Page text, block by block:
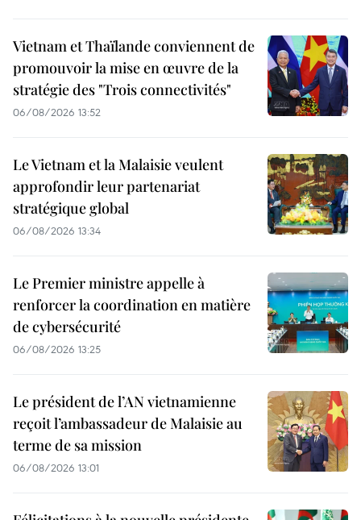
Vietnam et Thaïlande conviennent de
promouvoir la mise en œuvre de la
stratégie des "Trois connectivités"
06/08/2026 13:52
Le Vietnam et la Malaisie veulent
approfondir leur partenariat
stratégique global
06/08/2026 13:34
Le Premier ministre appelle à
renforcer la coordination en matière
de cybersécurité
06/08/2026 13:25
Le président de l’AN vietnamienne
reçoit l’ambassadeur de Malaisie au
terme de sa mission
06/08/2026 13:01